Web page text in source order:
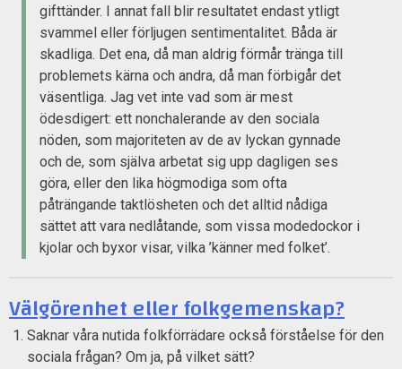
gifttänder. I annat fall blir resultatet endast ytligt
svammel eller förljugen sentimentalitet. Båda är
skadliga. Det ena, då man aldrig förmår tränga till
problemets kärna och andra, då man förbigår det
väsentliga. Jag vet inte vad som är mest
ödesdigert: ett nonchalerande av den sociala
nöden, som majoriteten av de av lyckan gynnade
och de, som själva arbetat sig upp dagligen ses
göra, eller den lika högmodiga som ofta
påträngande taktlösheten och det alltid nådiga
sättet att vara nedlåtande, som vissa modedockor i
kjolar och byxor visar, vilka ’känner med folket’.
Välgörenhet eller folkgemenskap?
Saknar våra nutida folkförrädare också förståelse för den
sociala frågan? Om ja, på vilket sätt?